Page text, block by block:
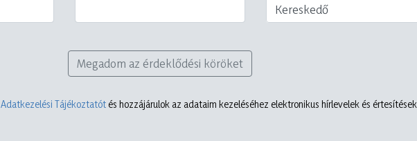
Kereskedő
Megadom az érdeklődési köröket
Adatkezelési Tájékoztatót és hozzájárulok az adataim kezeléséhez elektronikus hírlevelek és értesítések